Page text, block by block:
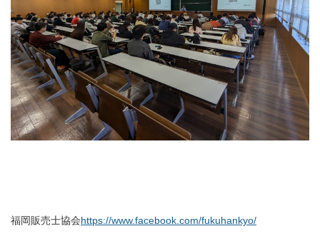
福岡販売士協会https://www.facebook.com/fukuhankyo/